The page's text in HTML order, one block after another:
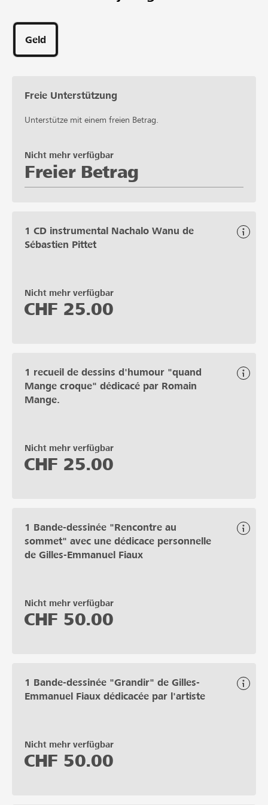
Geld
Freie Unterstützung
Unterstütze mit einem freien Betrag.
Freier Betrag
Nicht mehr verfügbar
1 CD instrumental Nachalo Wanu de
Sébastien Pittet
Nicht mehr verfügbar
CHF 25.00
1 recueil de dessins d'humour "quand
Mange croque" dédicacé par Romain
Mange.
Nicht mehr verfügbar
CHF 25.00
1 Bande-dessinée "Rencontre au
sommet" avec une dédicace personnelle
de Gilles-Emmanuel Fiaux
Nicht mehr verfügbar
CHF 50.00
1 Bande-dessinée "Grandir" de Gilles-
Emmanuel Fiaux dédicacée par l'artiste
Nicht mehr verfügbar
CHF 50.00